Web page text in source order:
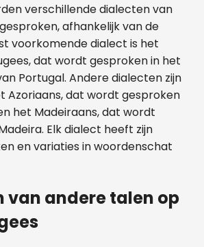
verschillende dialecten van
afhankelijk van de
voorkomende dialect is het
dat wordt gesproken in het
Portugal. Andere dialecten zijn
Azoriaans, dat wordt gesproken
het Madeiraans, dat wordt
Elk dialect heeft zijn
en variaties in woordenschat
van andere talen op